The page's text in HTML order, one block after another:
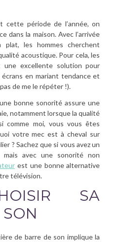
cette période de l’année, on
dans la maison. Avec l’arrivée
plat, les hommes cherchent
acoustique. Pour cela, les
une excellente solution pour
en mariant tendance et
de me le répéter !).
bonne sonorité assure une
notamment lorsque la qualité
moi, vous vous êtes
votre mec est à cheval sur
? Sachez que si vous avez un
avec une sonorité non
est une bonne alternative
télévision.
SA
de barre de son implique la